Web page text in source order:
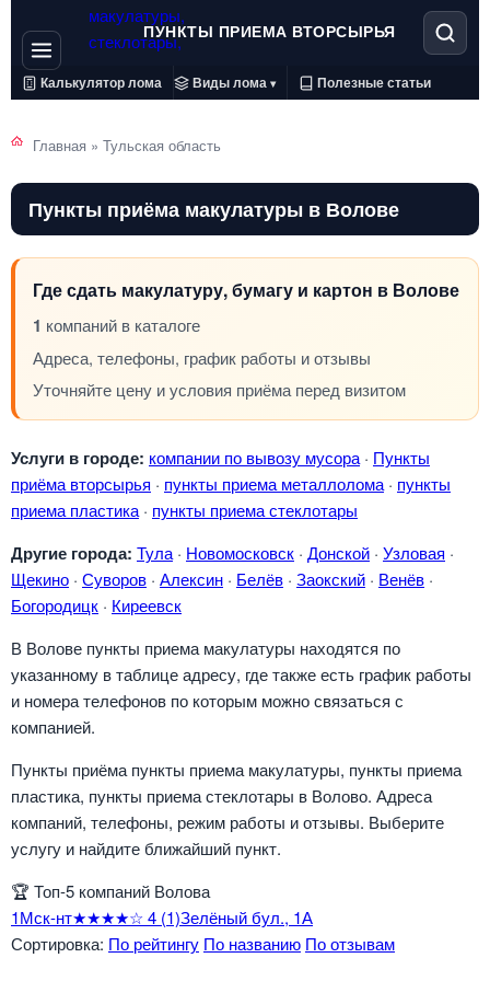
ПУНКТЫ ПРИЕМА ВТОРСЫРЬЯ
Калькулятор лома Виды лома ▾ Полезные статьи
Главная » Тульская область
Пункты приёма макулатуры в Волове
Где сдать макулатуру, бумагу и картон в Волове
1 компаний в каталоге
Адреса, телефоны, график работы и отзывы
Уточняйте цену и условия приёма перед визитом
Услуги в городе: компании по вывозу мусора · Пункты
приёма вторсырья · пункты приема металлолома · пункты
приема пластика · пункты приема стеклотары
Другие города: Тула · Новомосковск · Донской · Узловая ·
Щекино · Суворов · Алексин · Белёв · Заокский · Венёв ·
Богородицк · Киреевск
В Волове пункты приема макулатуры находятся по
указанному в таблице адресу, где также есть график работы
и номера телефонов по которым можно связаться с
компанией.
Пункты приёма пункты приема макулатуры, пункты приема
пластика, пункты приема стеклотары в Волово. Адреса
компаний, телефоны, режим работы и отзывы. Выберите
услугу и найдите ближайший пункт.
🏆 Топ-5 компаний Волова
1Мск-нт★★★★☆ 4 (1)Зелёный бул., 1А
Сортировка: По рейтингу По названию По отзывам